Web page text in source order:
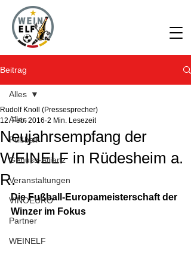
Beitrag
Alles
Fußball
Genuss-Allianz
Veranstaltungen
VINOEURO
Partner
WEINELF
Alles
Neujahrsempfang der
WEINELF in Rüdesheim a.
R.
Rudolf Knoll (Pressesprecher)
12. Feb. 2016 2 Min. Lesezeit
Die Fußball-Europameisterschaft der
Winzer im Fokus